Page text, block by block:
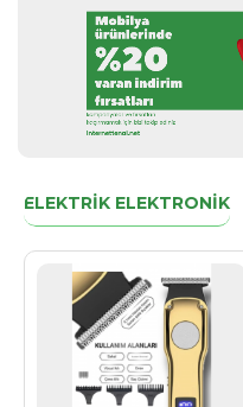
ELEKTRIK ELEKTRONIK